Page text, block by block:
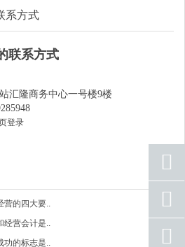
系方式
联系方式
汇隆商务中心一号楼9楼
登录
更多>
营的四大要..
经营会计是..
功的标志是..
座机
手机